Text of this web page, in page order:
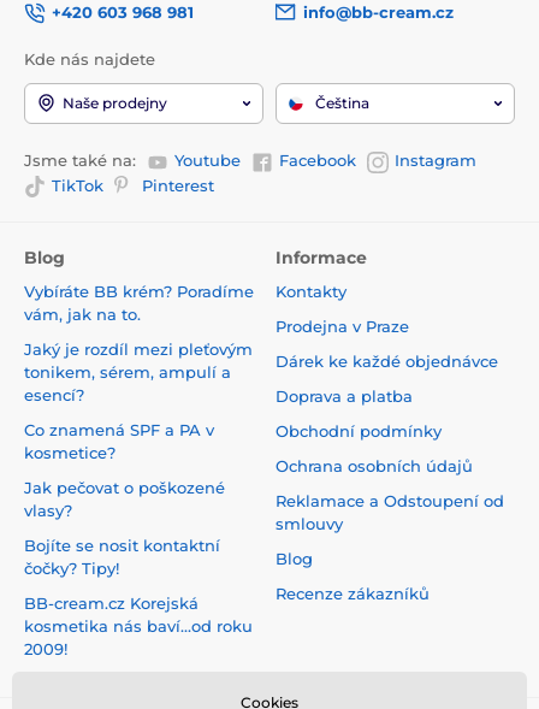
+420 603 968 981
info@bb-cream.cz
Kde nás najdete
Naše prodejny Čeština
Jsme také na: Youtube Facebook
Instagram
TikTok
Pinterest
Blog
Vybíráte BB krém? Poradíme
vám, jak na to.
Jaký je rozdíl mezi pleťovým
tonikem, sérem, ampulí a
esencí?
Co znamená SPF a PA v
kosmetice?
Jak pečovat o poškozené
vlasy?
Bojíte se nosit kontaktní
čočky? Tipy!
BB-cream.cz Korejská
kosmetika nás baví...od roku
2009!
Informace
Kontakty
Prodejna v Praze
Dárek ke každé objednávce
Doprava a platba
Obchodní podmínky
Ochrana osobních údajů
Reklamace a Odstoupení od
smlouvy
Blog
Recenze zákazníků
Cookies